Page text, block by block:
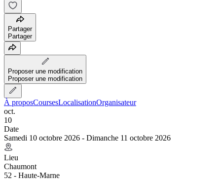
Partager
Partager
Proposer une modification
Proposer une modification
À proposCoursesLocalisationOrganisateur
oct.
10
Date
Samedi 10 octobre 2026 - Dimanche 11 octobre 2026
Lieu
Chaumont
52 - Haute-Marne